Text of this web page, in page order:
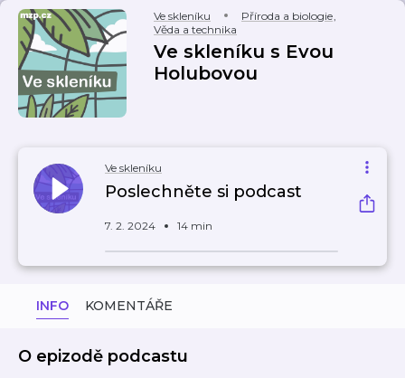
Ve skleníku Příroda a biologie,
Věda a technika
Ve skleníku s Evou
Holubovou
Ve skleníku
Poslechněte si podcast
7. 2. 2024 14 min
INFO KOMENTÁŘE
O epizodě podcastu